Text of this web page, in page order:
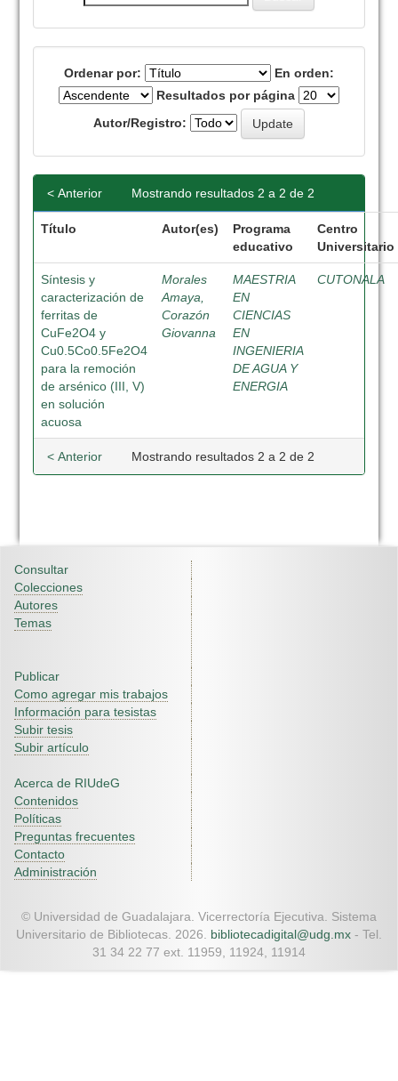
Ordenar por:
En orden:
Resultados por página
Autor/Registro:
Mostrando resultados 2 a 2 de 2
< Anterior
Título Autor(es)
Programa
educativo
Centro
Universitario
Síntesis y
caracterización de
ferritas de
CuFe2O4 y
Cu0.5Co0.5Fe2O4
para la remoción
de arsénico (III, V)
en solución
acuosa
Morales
Amaya,
Corazón
Giovanna
MAESTRIA
EN
CIENCIAS
EN
INGENIERIA
DE AGUA Y
ENERGIA
CUTONALA
Mostrando resultados 2 a 2 de 2
< Anterior
Consultar
Colecciones
Autores
Temas
Publicar
Como agregar mis trabajos
Información para tesistas
Subir tesis
Subir artículo
Acerca de RIUdeG
Contenidos
Políticas
Preguntas frecuentes
Contacto
Administración
© Universidad de Guadalajara. Vicerrectoría Ejecutiva. Sistema
Universitario de Bibliotecas. 2026. bibliotecadigital@udg.mx - Tel.
31 34 22 77 ext. 11959, 11924, 11914